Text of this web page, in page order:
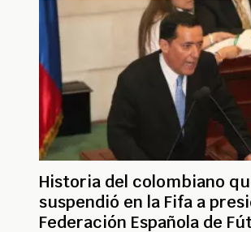
Historia del colombiano
suspendió en la Fifa a
Federación Española de